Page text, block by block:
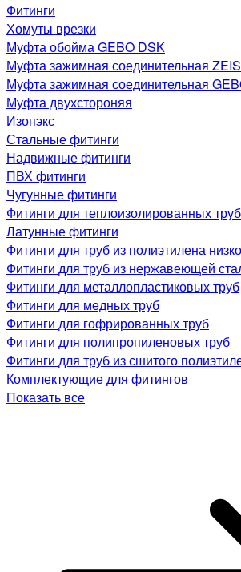
Фитинги
Хомуты врезки
Муфта обойма GEBO DSK
Муфта зажимная соединительная
Муфта зажимная соединительная
Муфта двухстороняя
Изопэкс
Стальные фитинги
Надвижные фитинги
ПВХ фитинги
Чугунные фитинги
Фитинги для теплоизолированных труб
Латунные фитинги
Фитинги для труб из полиэтилена
Фитинги для труб из нержавеющей
Фитинги для металлопластиковых труб
Фитинги для медных труб
Фитинги для гофрированных труб
Фитинги для полипропиленовых труб
Фитинги для труб из сшитого
Комплектующие для фитингов
Показать все